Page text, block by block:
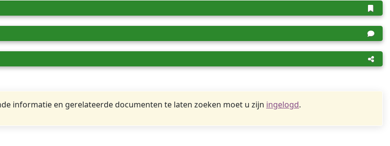
informatie en gerelateerde documenten te laten zoeken moet u zijn ingelogd.